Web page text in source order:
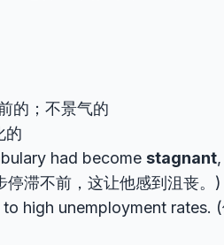
的；不景气的
的
had become stagnant
滞不前，这让他感到沮丧。)
high unemployment rates.